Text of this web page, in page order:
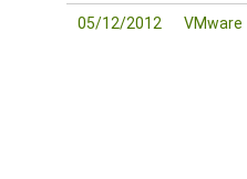
05/12/2012 VMware